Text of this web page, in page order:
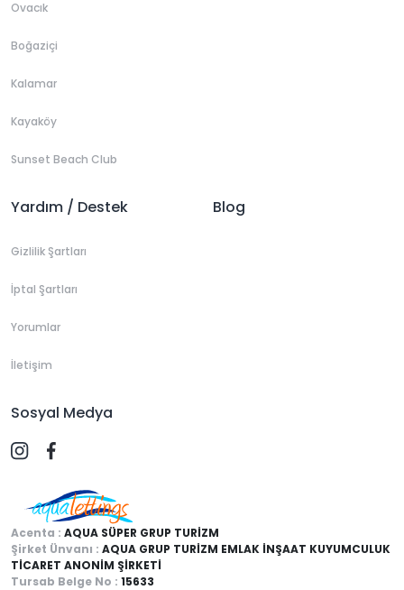
Ovacık
Boğaziçi
Kalamar
Kayaköy
Sunset Beach Club
Yardım / Destek
Gizlilik Şartları
İptal Şartları
Yorumlar
İletişim
Blog
Sosyal Medya
Acenta : AQUA SÜPER GRUP TURİZM
Şirket Ünvanı : AQUA GRUP TURİZM EMLAK İNŞAAT KUYUMCULUK
TİCARET ANONİM ŞİRKETİ
Tursab Belge No : 15633